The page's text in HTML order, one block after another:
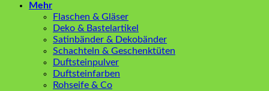
Mehr
Flaschen & Gläser
Deko & Bastelartikel
Satinbänder & Dekobänder
Schachteln & Geschenktüten
Duftsteinpulver
Duftsteinfarben
Rohseife & Co